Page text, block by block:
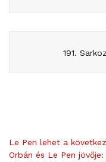
191.
Le Pen lehet a
Orbán és Le Pen